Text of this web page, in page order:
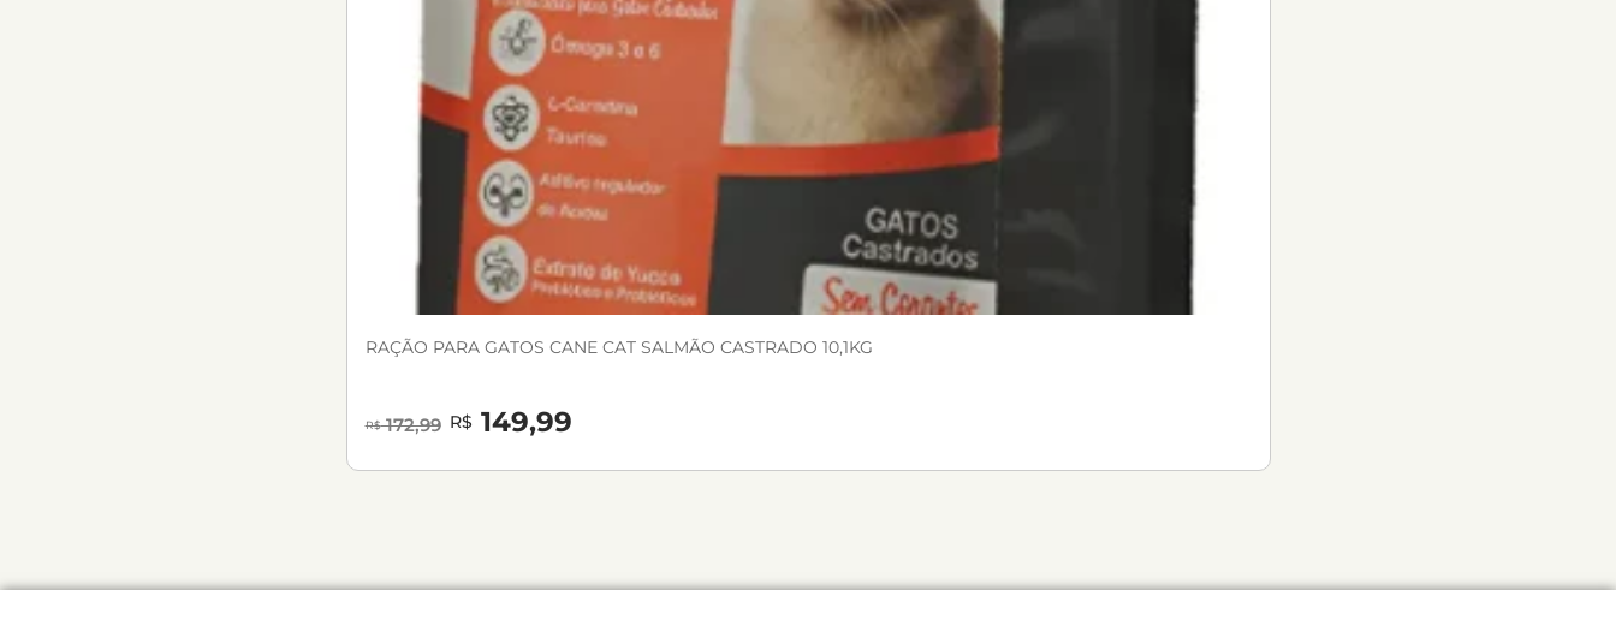
RAÇÃO PARA GATOS CANE CAT SALMÃO CASTRADO 10,1KG
R$172,99 R$ 149,99